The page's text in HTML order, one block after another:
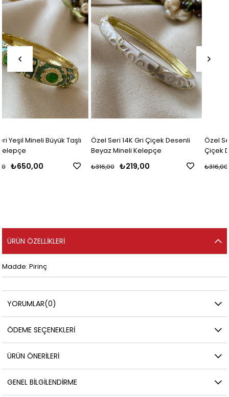
Özel Seri 14K Gri Çiçek Desenli
Beyaz Mineli Kelepçe
₺219,00
₺316,00
Özel Seri 14K Krem Yapraklı
Çiçek Desenli Mineli Kelepçe
₺316,00
ÜRÜN ÖZELLIKLERI
Madde: Pirinç
YORUMLAR(0)
ÖDEME SEÇENEKLERI
ÜRÜN ÖNERILERI
GENEL BILGILENDIRME